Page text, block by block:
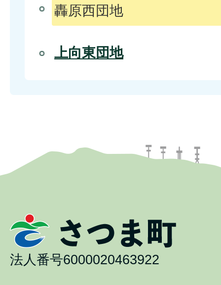
轟原西団地
上向東団地
法人番号6000020463922